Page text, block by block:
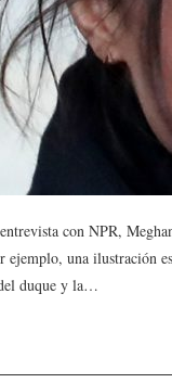
con NPR,
ejemplo, una ilustración
duque y la…